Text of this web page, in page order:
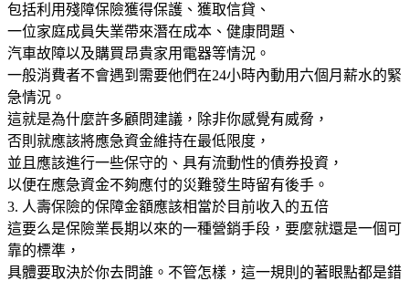
包括利用殘障保險獲得保護、獲取信貸、
一位家庭成員失業帶來潛在成本、健康問題、
汽車故障以及購買昂貴家用電器等情況。
一般消費者不會遇到需要他們在24小時內動用六個月薪水的緊
急情況。
這就是為什麼許多顧問建議，除非你感覺有威脅，
否則就應該將應急資金維持在最低限度，
並且應該進行一些保守的、具有流動性的債券投資，
以便在應急資金不夠應付的災難發生時留有後手。
3. 人壽保險的保障金額應該相當於目前收入的五倍
這要么是保險業長期以來的一種營銷手段，要麼就還是一個可
靠的標準，
具體要取決於你去問誰。不管怎樣，這一規則的著眼點都是錯